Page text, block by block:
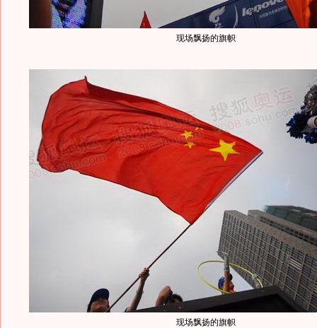
现场飘扬的旗帜
现场飘扬的旗帜